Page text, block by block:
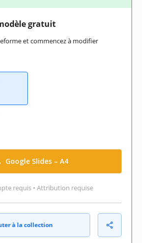
gratuit
et commencez à modifier
Google Slides – A4
requis • Attribution requise
à la collection